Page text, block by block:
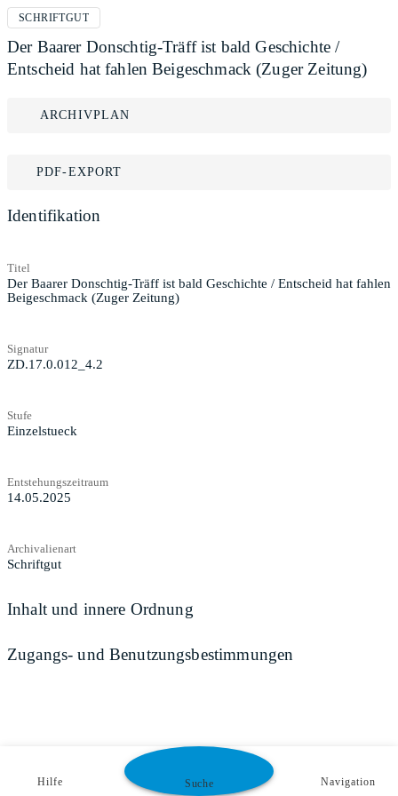
SCHRIFTGUT
Der Baarer Donschtig-Träff ist bald Geschichte /
Entscheid hat fahlen Beigeschmack (Zuger Zeitung)
ARCHIVPLAN
PDF-EXPORT
Identifikation
Titel
Der Baarer Donschtig-Träff ist bald Geschichte / Entscheid hat fahlen
Beigeschmack (Zuger Zeitung)
Signatur
ZD.17.0.012_4.2
Stufe
Einzelstueck
Entstehungszeitraum
14.05.2025
Archivalienart
Schriftgut
Inhalt und innere Ordnung
Zugangs- und Benutzungsbestimmungen
Hilfe Suche Navigation